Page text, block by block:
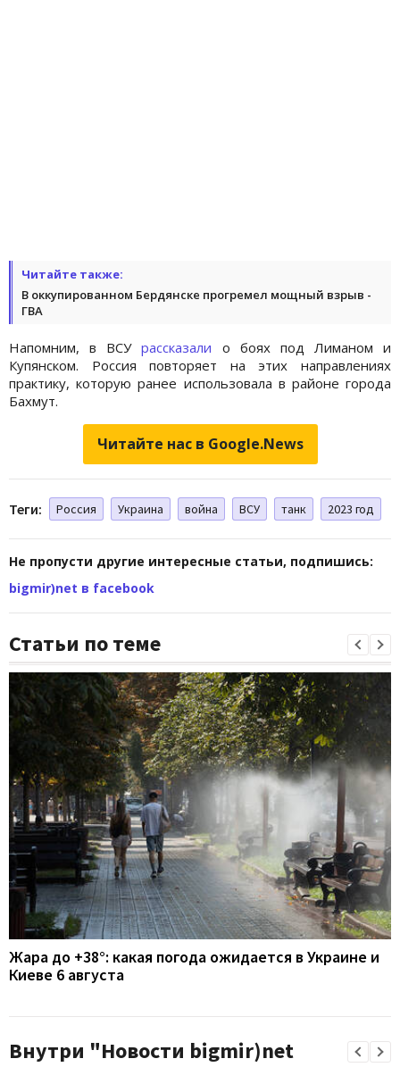
Читайте также:
В оккупированном Бердянске прогремел мощный взрыв -
ГВА
Напомним, в ВСУрассказали о боях под Лиманом и
Купянском. Россия повторяет на этих направлениях
практику, которую ранее использовала в районе города
Бахмут.
Читайте нас в Google.News
Теги: Россия Украина война ВСУ танк 2023 год
Не пропусти другие интересные статьи, подпишись:
bigmir)net в facebook
Статьи по теме
Жара до +38°: какая погода ожидается в Украине и
Киеве 6 августа
Внутри "Новости bigmir)net